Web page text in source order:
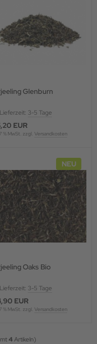
Glenburn
Lieferzeit: 3-5 Tage
EUR
% MwSt. zzgl. Versandkosten
NEU
Oaks Bio
Lieferzeit: 3-5 Tage
EUR
% MwSt. zzgl. Versandkosten
4Artikeln)